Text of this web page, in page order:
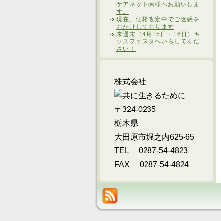
ケアネット㈱様へお願いしま
す。
現在、価格改定中でご迷惑を
おかけしております
来週末（4月15日・16日）キ
ッズフェスタへいらしてくだ
さい！
株式会社
〒324-0235
栃木県
大田原市堀之内625-65
TEL 0287-54-4823
FAX 0287-54-4824